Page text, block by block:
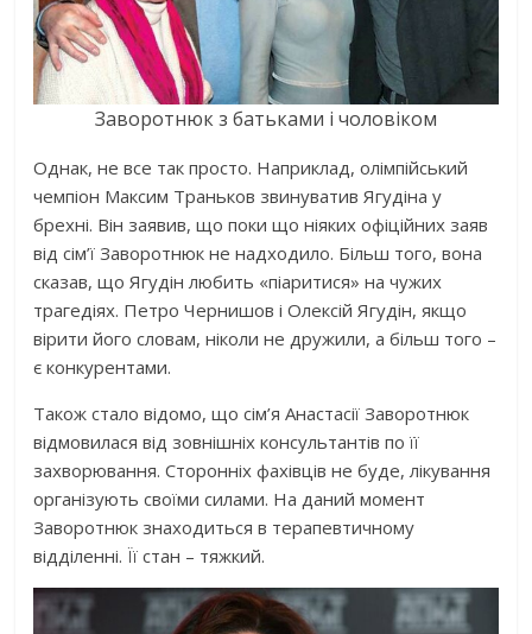
Заворотнюк з батьками і чоловіком
Однак, не все так просто. Наприклад, олімпійський
чемпіон Максим Траньков звинуватив Ягудіна у
брехні. Він заявив, що поки що ніяких офіційних заяв
від сім’ї Заворотнюк не надходило. Більш того, вона
сказав, що Ягудін любить «піаритися» на чужих
трагедіях. Петро Чернишов і Олексій Ягудін, якщо
вірити його словам, ніколи не дружили, а більш того –
є конкурентами.
Також стало відомо, що сім’я Анастасії Заворотнюк
відмовилася від зовнішніх консультантів по її
захворювання. Сторонніх фахівців не буде, лікування
організують своїми силами. На даний момент
Заворотнюк знаходиться в терапевтичному
відділенні. Її стан – тяжкий.